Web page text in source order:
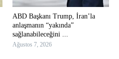
ABD Başkanı Trump, İran’la
anlaşmanın “yakında”
sağlanabileceğini ...
Ağustos 7, 2026